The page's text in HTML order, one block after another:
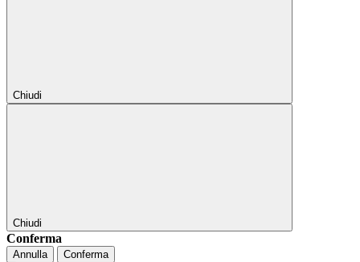
Chiudi
Chiudi
Conferma
Annulla Conferma